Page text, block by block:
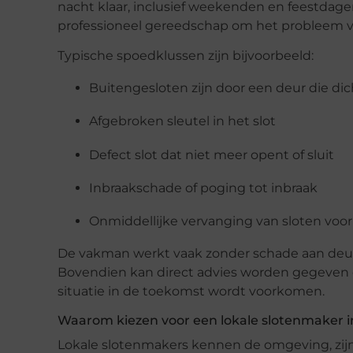
nacht klaar, inclusief weekenden en
professioneel gereedschap om het probleem
Typische spoedklussen zijn bijvoorbeeld:
Buitengesloten zijn door een deur die
Afgebroken sleutel in het slot
Defect slot dat niet meer opent of sluit
Inbraakschade of poging tot inbraak
Onmiddellijke vervanging van sloten
De vakman werkt vaak zonder schade aan
Bovendien kan direct advies worden
situatie in de toekomst wordt voorkomen.
Waarom kiezen voor een lokale slotenmaker
Lokale slotenmakers kennen de omgeving,